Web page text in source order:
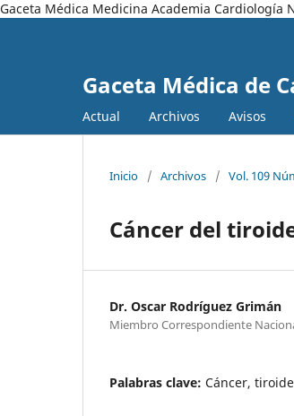
Gaceta Médica Medicina Academia Cardiología
Gaceta Médica de
Actual Archivos Avisos
Inicio / Archivos / Vol. 109
Cáncer del
Dr. Oscar Rodríguez Grimán
Miembro Correspondiente
Palabras clave: Cáncer,